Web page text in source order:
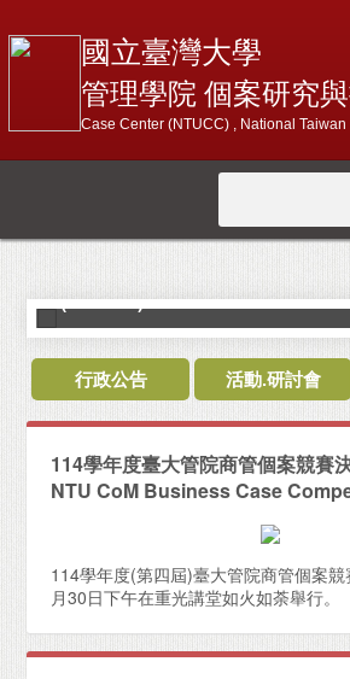
國立臺灣大學
管理學院 個案研究
Case Center (NTUCC) , National
114學年度臺大管院商管個案競
(YR2025) Final Announcement
行政公告 活動.研討會
114學年度臺大管院商管個案競賽
NTU CoM Business Case
114學年度(第四屆)臺大管院商管個案
月30日下午在重光講堂如火如荼舉行